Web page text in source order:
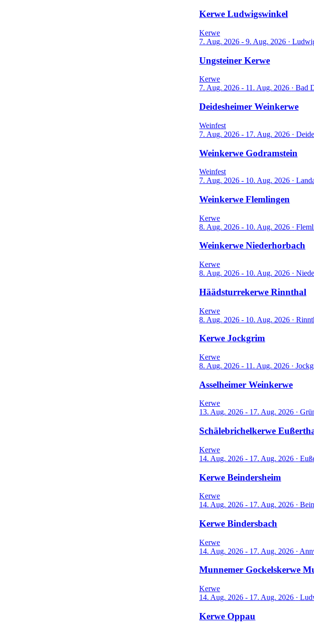
Kerwe Ludwigswinkel
Kerwe
7. Aug. 2026 - 9. Aug. 2026 ·
Ungsteiner Kerwe
Kerwe
7. Aug. 2026 - 11. Aug. 2026 · Bad
Deidesheimer Weinkerwe
Weinfest
7. Aug. 2026 - 17. Aug. 2026 ·
Weinkerwe Godramstein
Weinfest
7. Aug. 2026 - 10. Aug. 2026 ·
Weinkerwe Flemlingen
Kerwe
8. Aug. 2026 - 10. Aug. 2026 ·
Weinkerwe Niederhorbach
Kerwe
8. Aug. 2026 - 10. Aug. 2026 ·
Häädsturrekerwe Rinnthal
Kerwe
8. Aug. 2026 - 10. Aug. 2026 ·
Kerwe Jockgrim
Kerwe
8. Aug. 2026 - 11. Aug. 2026 ·
Asselheimer Weinkerwe
Kerwe
13. Aug. 2026 - 17. Aug. 2026 ·
Schälebrichelkerwe
Kerwe
14. Aug. 2026 - 17. Aug. 2026 ·
Kerwe Beindersheim
Kerwe
14. Aug. 2026 - 17. Aug. 2026 ·
Kerwe Bindersbach
Kerwe
14. Aug. 2026 - 17. Aug. 2026 ·
Munnemer Gockelskerwe
Kerwe
14. Aug. 2026 - 17. Aug. 2026 ·
Kerwe Oppau